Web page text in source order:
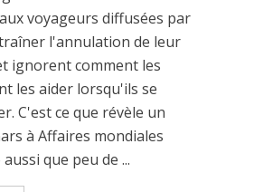
voyageurs diffusées par
l'annulation de leur
ignorent comment les
les aider lorsqu'ils se
C'est ce que révèle un
à Affaires mondiales
que peu de ...